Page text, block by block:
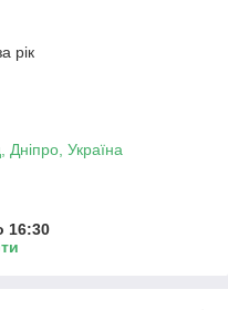
рік
Дніпро, Україна
16:30